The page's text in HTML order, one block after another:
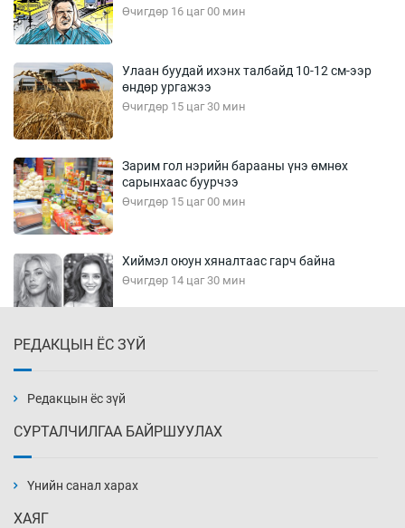
Өчигдөр 16 цаг 00 мин
Улаан буудай ихэнх талбайд 10-12 см-ээр
өндөр ургажээ
Өчигдөр 15 цаг 30 мин
Зарим гол нэрийн барааны үнэ өмнөх
сарынхаас буурчээ
Өчигдөр 15 цаг 00 мин
Хиймэл оюун хяналтаас гарч байна
Өчигдөр 14 цаг 30 мин
Өчигдөр 14 цаг 00 мин
нэмэгджээ
РЕДАКЦЫН ЁС ЗҮЙ
Редакцын ёс зүй
СУРТАЛЧИЛГАА БАЙРШУУЛАХ
Үнийн санал харах
ХАЯГ